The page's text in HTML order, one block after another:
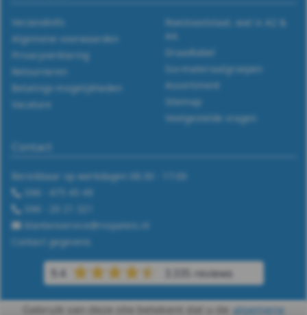
Verzendinfo
Algemene voorwaarden
Privacyverklaring
Retourneren
Betalings-mogelijkheden
Vacature
Roestvaststaal, wat is A2 &
A4.
Draadtabel
Iso-materiaalgroepen
Assortiment
Sitemap
Veelgestelde vragen
Contact
Bereikbaar op werkdagen 08:30 - 17:00
046 - 475 45 49
046 - 20 21 321
klantenservice@rvspaleis.nl
Contact gegevens
9.4 3.335 reviews
Gebruik van deze site betekent dat u de algemene